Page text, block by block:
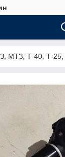
МТЗ, Т-40, Т-25,